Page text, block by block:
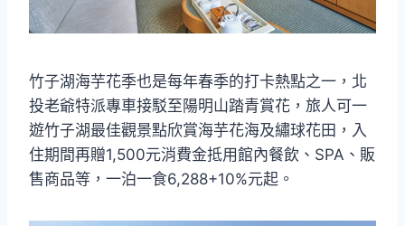
竹子湖海芋花季也是每年春季的打卡熱點之一，北
投老爺特派專車接駁至陽明山踏青賞花，旅人可一
遊竹子湖最佳觀景點欣賞海芋花海及繡球花田，入
住期間再贈1,500元消費金抵用館內餐飲、SPA、販
售商品等，一泊一食6,288+10%元起。